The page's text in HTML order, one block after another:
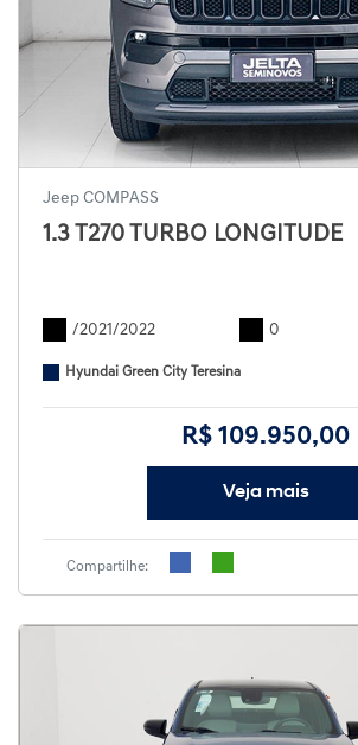
Jeep COMPASS
1.3 T270 TURBO LONGITUDE
/2021/2022 0
Hyundai Green City Teresina
R$ 109.950,00
Veja mais
Compartilhe: